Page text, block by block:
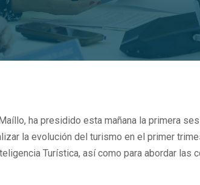
ha presidido esta mañana la primera
la evolución del turismo en el primer
Turística, así como para abordar